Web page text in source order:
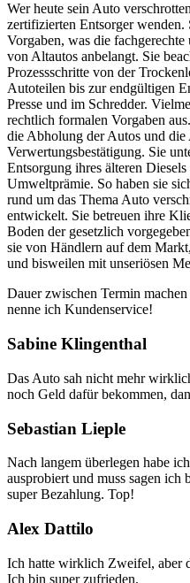
Wer heute sein Auto
zertifizierten Entsorger wenden.
Vorgaben, was die
von Altautos anbelangt. Sie
Prozessschritte von der
Autoteilen bis zur endgültigen
Presse und im Schredder.
rechtlich formalen Vorgaben
die Abholung der Autos und die
Verwertungsbestätigung. Sie
Entsorgung ihres älteren
Umweltprämie. So haben sie
rund um das Thema Auto
entwickelt. Sie betreuen ihre
Boden der gesetzlich
sie von Händlern auf dem
und bisweilen mit unseriösen
Dauer zwischen Termin
nenne ich Kundenservice!
Sabine Klingenthal
Das Auto sah nicht mehr
noch Geld dafür bekommen,
Sebastian Lieple
Nach langem überlegen habe
ausprobiert und muss sagen ich
super Bezahlung. Top!
Alex Dattilo
Ich hatte wirklich Zweifel, aber
Ich bin super zufrieden.